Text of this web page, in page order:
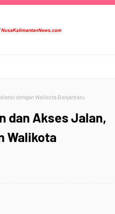
dengan Walikota Banjarbaru
dan Akses Jalan,
Walikota